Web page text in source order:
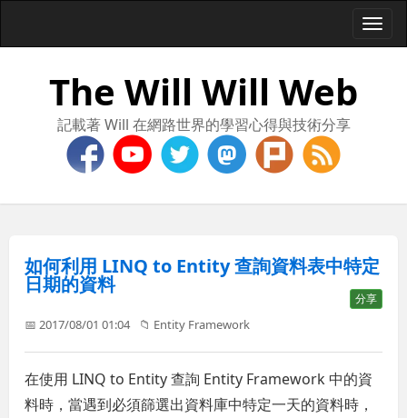
The Will Will Web
記載著 Will 在網路世界的學習心得與技術分享
如何利用 LINQ to Entity 查詢資料表中特定
日期的資料
分享
📅 2017/08/01 01:04 📁 Entity Framework
在使用 LINQ to Entity 查詢 Entity Framework 中的資
料時，當遇到必須篩選出資料庫中特定一天的資料時，